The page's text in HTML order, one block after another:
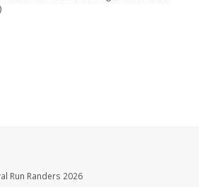
Run Randers 2026